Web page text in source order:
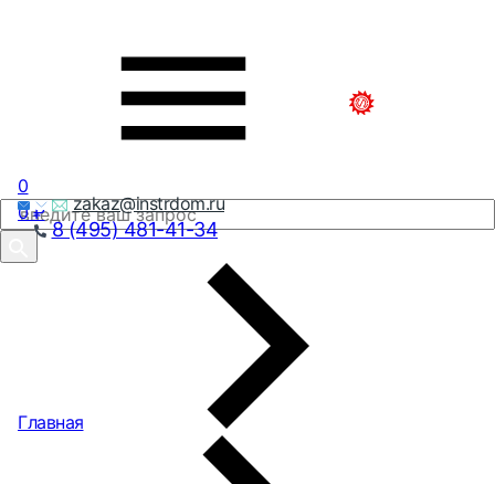
zakaz@instrdom.ru
8 (495) 481-41-34
0
0₽
Главная